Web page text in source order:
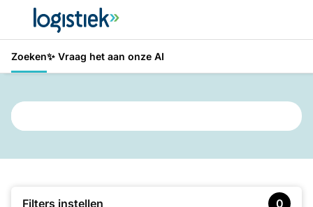
Zoeken✨ Vraag het aan onze AI
Typ hier wat je wilt vinden
Filters instellen 0